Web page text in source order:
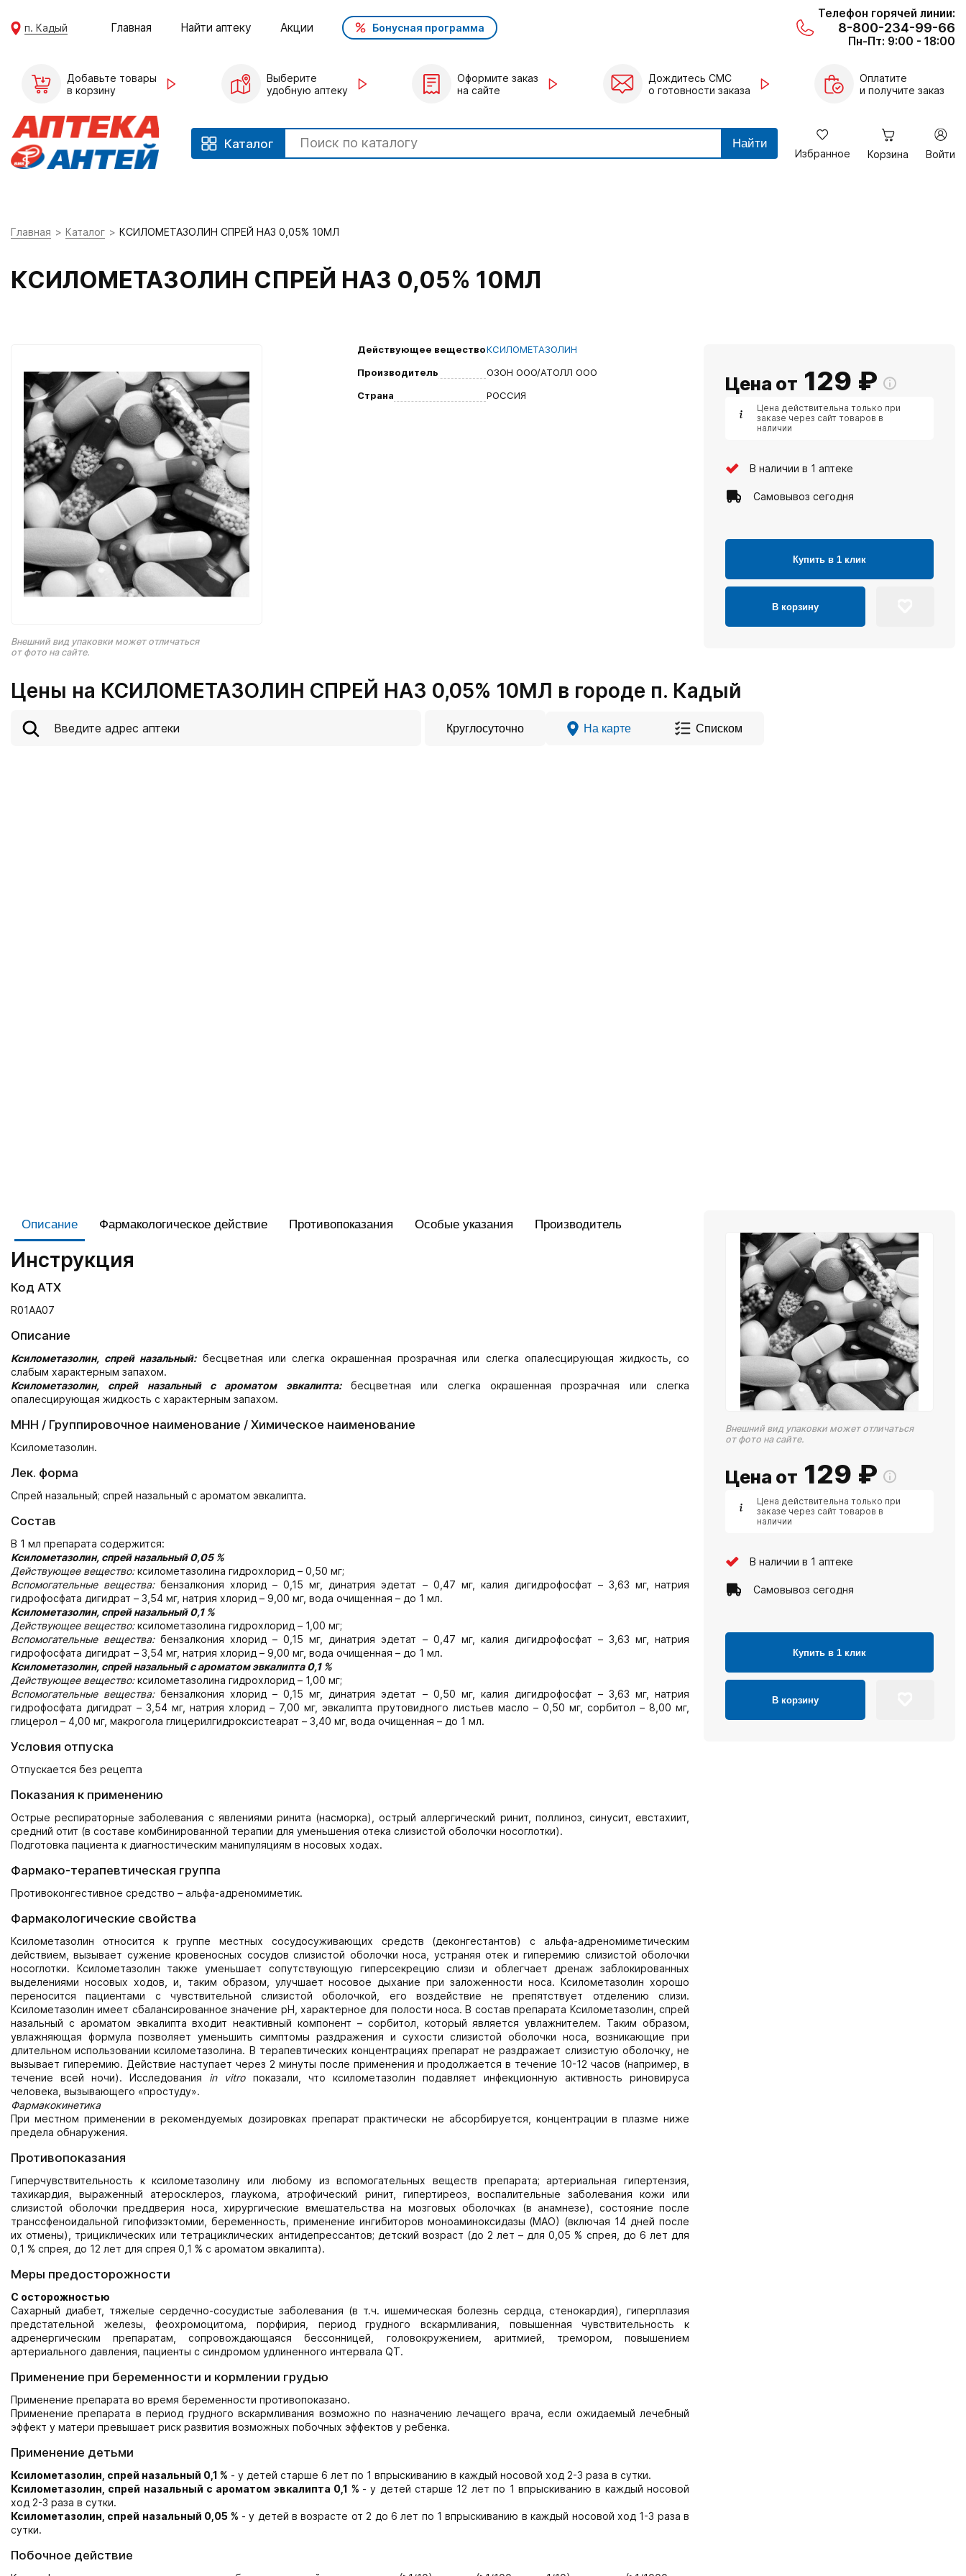
п. Кадый Главная Найти аптеку Акции Бонусная программа
Телефон горячей линии:
8-800-234-99-66
Пн-Пт: 9:00 - 18:00
Добавьте товары
в корзину
Выберите
удобную аптеку
Оформите заказ
на сайте
Дождитесь СМС
о готовности заказа
Оплатите
и получите заказ
Каталог Найти
Избранное Корзина Войти
Главная Каталог КСИЛОМЕТАЗОЛИН СПРЕЙ НАЗ 0,05% 10МЛ
КСИЛОМЕТАЗОЛИН СПРЕЙ НАЗ 0,05% 10МЛ
Внешний вид упаковки может отличаться
от фото на сайте.
Действующее веществоКСИЛОМЕТАЗОЛИН
Производитель
ОЗОН ООО/АТОЛЛ ООО
Страна
РОССИЯ
Цена от 129 ₽
Цена действительна только при
заказе через сайт товаров в
наличии
В наличии в 1 аптеке
Самовывоз сегодня
Купить в 1 клик
В корзину
Цены на КСИЛОМЕТАЗОЛИН СПРЕЙ НАЗ 0,05% 10МЛ в городе п. Кадый
Круглосуточно На карте Списком
Описание Фармакологическое действие Противопоказания Особые указания Производитель
Инструкция
Код АТХ
R01AA07
Описание
Ксилометазолин, спрей назальный:бесцветная или слегка окрашенная прозрачная или слегка опалесцирующая жидкость, со
слабым характерным запахом.
Ксилометазолин, спрей назальный с ароматом эвкалипта:бесцветная или слегка окрашенная прозрачная или слегка
опалесцирующая жидкость с характерным запахом.
МНН / Группировочное наименование / Химическое наименование
Ксилометазолин.
Лек. форма
Спрей назальный; спрей назальный с ароматом эвкалипта.
Состав
В 1 мл препарата содержится:
Ксилометазолин, спрей назальный 0,05 %
Действующее вещество:ксилометазолина гидрохлорид – 0,50 мг;
Вспомогательные вещества:бензалкония хлорид – 0,15 мг, динатрия эдетат – 0,47 мг, калия дигидрофосфат – 3,63 мг, натрия
гидрофосфата дигидрат – 3,54 мг, натрия хлорид – 9,00 мг, вода очищенная – до 1 мл.
Ксилометазолин, спрей назальный 0,1 %
Действующее вещество:ксилометазолина гидрохлорид – 1,00 мг;
Вспомогательные вещества:бензалкония хлорид – 0,15 мг, динатрия эдетат – 0,47 мг, калия дигидрофосфат – 3,63 мг, натрия
гидрофосфата дигидрат – 3,54 мг, натрия хлорид – 9,00 мг, вода очищенная – до 1 мл.
Ксилометазолин, спрей назальный с ароматом эвкалипта 0,1 %
Действующее вещество:ксилометазолина гидрохлорид – 1,00 мг;
Вспомогательные вещества:бензалкония хлорид – 0,15 мг, динатрия эдетат – 0,50 мг, калия дигидрофосфат – 3,63 мг, натрия
гидрофосфата дигидрат – 3,54 мг, натрия хлорид – 7,00 мг, эвкалипта прутовидного листьев масло – 0,50 мг, сорбитол – 8,00 мг,
глицерол – 4,00 мг, макрогола глицерилгидроксистеарат – 3,40 мг, вода очищенная – до 1 мл.
Условия отпуска
Отпускается без рецепта
Показания к применению
Острые респираторные заболевания с явлениями ринита (насморка), острый аллергический ринит, поллиноз, синусит, евстахиит,
средний отит (в составе комбинированной терапии для уменьшения отека слизистой оболочки носоглотки).
Подготовка пациента к диагностическим манипуляциям в носовых ходах.
Фармако-терапевтическая группа
Противоконгестивное средство – альфа-адреномиметик.
Фармакологические свойства
Ксилометазолин относится к группе местных сосудосуживающих средств (деконгестантов) с альфа-адреномиметическим
действием, вызывает сужение кровеносных сосудов слизистой оболочки носа, устраняя отек и гиперемию слизистой оболочки
носоглотки. Ксилометазолин также уменьшает сопутствующую гиперсекрецию слизи и облегчает дренаж заблокированных
выделениями носовых ходов, и, таким образом, улучшает носовое дыхание при заложенности носа. Ксилометазолин хорошо
переносится пациентами с чувствительной слизистой оболочкой, его воздействие не препятствует отделению слизи.
Ксилометазолин имеет сбалансированное значение рН, характерное для полости носа. В состав препарата Ксилометазолин, спрей
назальный с ароматом эвкалипта входит неактивный компонент – сорбитол, который является увлажнителем. Таким образом,
увлажняющая формула позволяет уменьшить симптомы раздражения и сухости слизистой оболочки носа, возникающие при
длительном использовании ксилометазолина. В терапевтических концентрациях препарат не раздражает слизистую оболочку, не
вызывает гиперемию. Действие наступает через 2 минуты после применения и продолжается в течение 10-12 часов (например, в
течение всей ночи). Исследования in vitroпоказали, что ксилометазолин подавляет инфекционную активность риновируса
человека, вызывающего «простуду».
Фармакокинетика
При местном применении в рекомендуемых дозировках препарат практически не абсорбируется, концентрации в плазме ниже
предела обнаружения.
Противопоказания
Гиперчувствительность к ксилометазолину или любому из вспомогательных веществ препарата; артериальная гипертензия,
тахикардия, выраженный атеросклероз, глаукома, атрофический ринит, гипертиреоз, воспалительные заболевания кожи или
слизистой оболочки преддверия носа, хирургические вмешательства на мозговых оболочках (в анамнезе), состояние после
транссфеноидальной гипофизэктомии, беременность, применение ингибиторов моноаминоксидазы (МАО) (включая 14 дней после
их отмены), трициклических или тетрациклических антидепрессантов; детский возраст (до 2 лет – для 0,05 % спрея, до 6 лет для
0,1 % спрея, до 12 лет для спрея 0,1 % с ароматом эвкалипта).
Меры предосторожности
С осторожностью
Сахарный диабет, тяжелые сердечно-сосудистые заболевания (в т.ч. ишемическая болезнь сердца, стенокардия), гиперплазия
предстательной железы, феохромоцитома, порфирия, период грудного вскармливания, повышенная чувствительность к
адренергическим препаратам, сопровождающаяся бессонницей, головокружением, аритмией, тремором, повышением
артериального давления, пациенты с синдромом удлиненного интервала QT.
Применение при беременности и кормлении грудью
Применение препарата во время беременности противопоказано.
Применение препарата в период грудного вскармливания возможно по назначению лечащего врача, если ожидаемый лечебный
эффект у матери превышает риск развития возможных побочных эффектов у ребенка.
Применение детьми
Ксилометазолин, спрей назальный 0,1 % - у детей старше 6 лет по 1 впрыскиванию в каждый носовой ход 2-3 раза в сутки.
Ксилометазолин, спрей назальный с ароматом эвкалипта 0,1 % - у детей старше 12 лет по 1 впрыскиванию в каждый носовой
ход 2-3 раза в сутки.
Ксилометазолин, спрей назальный 0,05 % - у детей в возрасте от 2 до 6 лет по 1 впрыскиванию в каждый носовой ход 1-3 раза в
сутки.
Побочное действие
Внешний вид упаковки может отличаться
от фото на сайте.
Цена от 129 ₽
Цена действительна только при
заказе через сайт товаров в
наличии
В наличии в 1 аптеке
Самовывоз сегодня
Купить в 1 клик
В корзину